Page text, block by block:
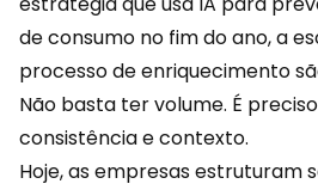
de consumo no fim do ano, a
processo de enriquecimento
Não basta ter volume. É
consistência e contexto.
Hoje, as empresas estruturam